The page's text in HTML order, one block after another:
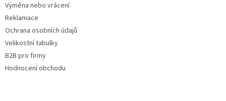
Výměna nebo vrácení
Reklamace
Ochrana osobních údajů
Velikostní tabulky
B2B pro firmy
Hodnocení obchodu